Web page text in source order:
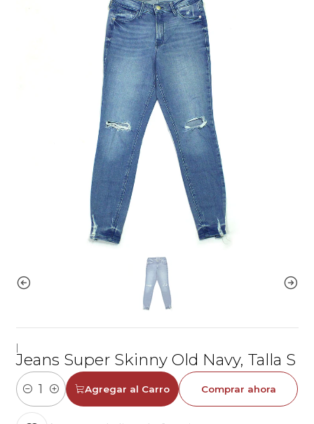
Jeans Super Skinny Old Navy, Talla S
Cantidad
Agregar al Carro Comprar ahora